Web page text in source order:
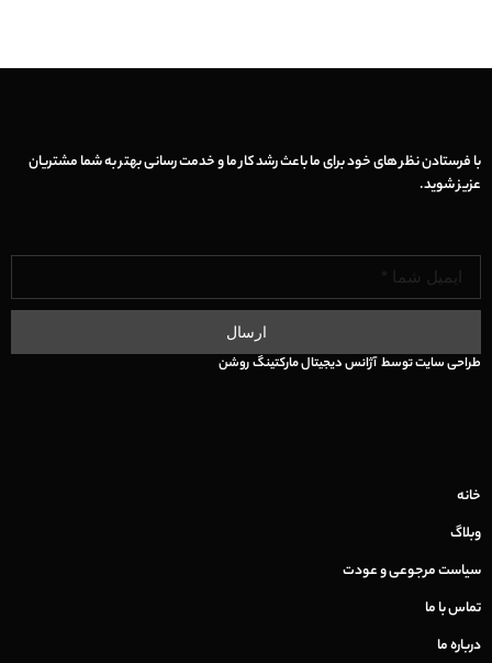
با فرستادن نظر های خود برای ما باعث رشد کار ما و خدمت رسانی بهتر به شما مشتریان
عزیز شوید.
ارسال
طراحی سایتتوسطآژانس دیجیتال مارکتینگروشن
خانه
وبلاگ
سیاست مرجوعی و عودت
تماس با ما
درباره ما